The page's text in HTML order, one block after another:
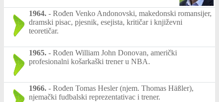
1964. - Rođen Venko Andonovski, makedonski romansijer,
dramski pisac, pjesnik, esejista, kritičar i književni
teoretičar.
1965. - Rođen William John Donovan, američki
profesionalni košarkaški trener u NBA.
1966. - Rođen Tomas Hesler (njem. Thomas Häßler),
njemački fudbalski reprezentativac i trener.